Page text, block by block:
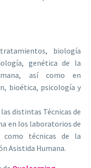
biología
genética de la
así como en
bioética, psicología y
distintas Técnicas de
en los laboratorios de
como técnicas de la
Asistida Humana.